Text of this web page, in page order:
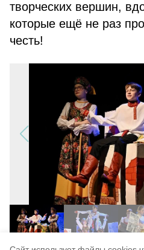
творческих вершин,
которые ещё не раз
честь!